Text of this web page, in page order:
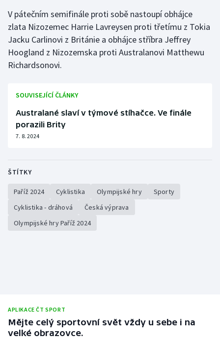
V pátečním semifinále proti sobě nastoupí obhájce
zlata Nizozemec Harrie Lavreysen proti třetímu z Tokia
Jacku Carlinovi z Británie a obhájce stříbra Jeffrey
Hoogland z Nizozemska proti Australanovi Matthewu
Richardsonovi.
SOUVISEJÍCÍ ČLÁNKY
Australané slaví v týmové stíhačce. Ve finále
porazili Brity
7. 8. 2024
ŠTÍTKY
Paříž 2024 Cyklistika Olympijské hry
Sporty
Cyklistika - dráhová
Česká výprava
Olympijské hry Paříž 2024
APLIKACE ČT SPORT
Mějte celý sportovní svět vždy u sebe i na
velké obrazovce.